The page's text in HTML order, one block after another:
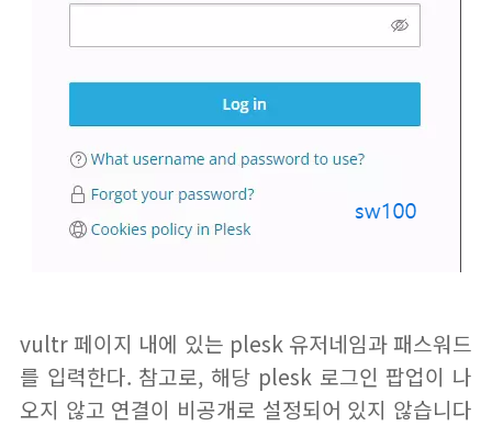
vultr 페이지 내에 있는 plesk 유저네임과 패스워드
를 입력한다. 참고로, 해당 plesk 로그인 팝업이 나
오지 않고 연결이 비공개로 설정되어 있지 않습니다